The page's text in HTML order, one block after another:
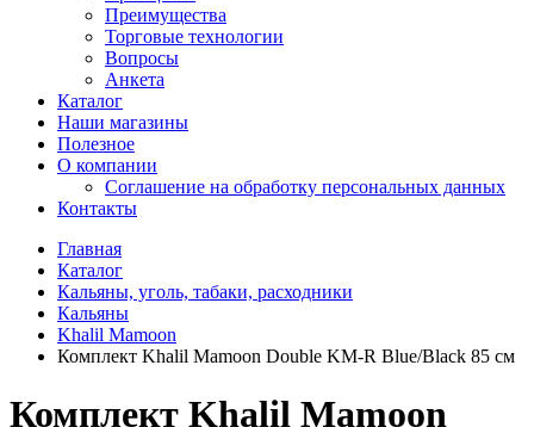
Преимущества
Торговые технологии
Вопросы
Анкета
Каталог
Наши магазины
Полезное
О компании
Соглашение на обработку персональных данных
Контакты
Главная
Каталог
Кальяны, уголь, табаки, расходники
Кальяны
Khalil Mamoon
Комплект Khalil Mamoon Double KM-R Blue/Black 85 см
Комплект Khalil Mamoon